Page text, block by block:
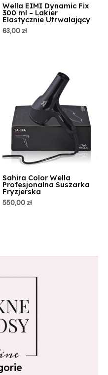
Wella EIMI Dynamic Fix
300 ml – Lakier
Elastycznie Utrwalający
63,00 zł
Sahira Color Wella
Profesjonalna Suszarka
Fryzjerska
550,00 zł